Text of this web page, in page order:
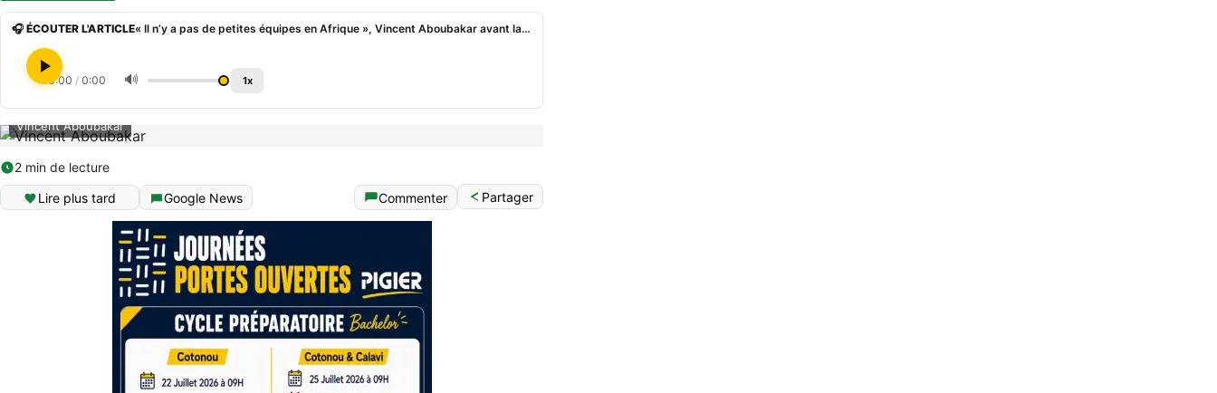
🎧 ÉCOUTER L'ARTICLE « Il n’y a pas de petites équipes en Afrique », Vincent Aboubakar avant la CAN 2023
0:00 / 0:00 🔊 1x
Vincent Aboubakar
2 min de lecture
Lire plus tard
Google News Commenter Partager